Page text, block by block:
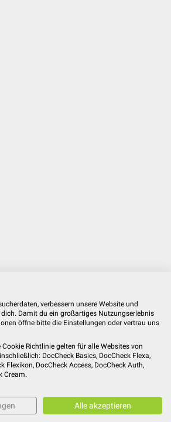
verbessern unsere Website und
Damit du ein großartiges Nutzungserlebnis
öffne bitte die Einstellungen oder vertrau uns
Richtlinie gelten für alle Websites von
DocCheck Basics, DocCheck Flexa,
Flexikon, DocCheck Access, DocCheck Auth,
Cream.
Alle akzeptieren